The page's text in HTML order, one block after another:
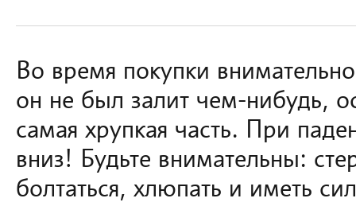
Во время покупки
он не был залит чем-нибудь,
самая хрупкая часть. При
вниз! Будьте внимательны:
болтаться, хлюпать и иметь